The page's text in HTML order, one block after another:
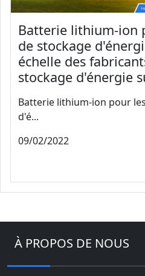
Batterie lithium-ion
de stockage
échelle des
stockage d'énergie
Batterie lithium-ion pour
d'é...
09/02/2022
À PROPOS DE NOUS